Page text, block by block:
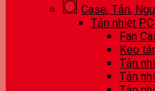
Case, Tản,
Tản nhiệt PC
Fan
Keo
Tản
Tản